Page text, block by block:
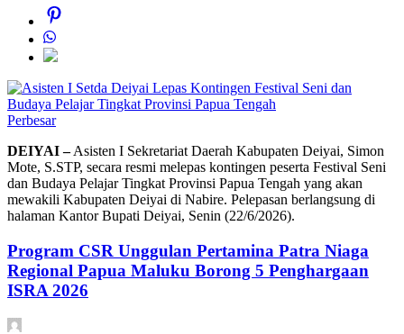
Perbesar
DEIYAI –Asisten I Sekretariat Daerah Kabupaten Deiyai, Simon
Mote, S.STP, secara resmi melepas kontingen peserta Festival Seni
dan Budaya Pelajar Tingkat Provinsi Papua Tengah yang akan
mewakili Kabupaten Deiyai di Nabire. Pelepasan berlangsung di
halaman Kantor Bupati Deiyai, Senin (22/6/2026).
Program CSR Unggulan Pertamina Patra Niaga
Regional Papua Maluku Borong 5 Penghargaan
ISRA 2026